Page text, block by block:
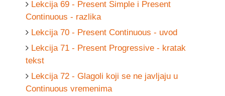
Lekcija 69 - Present Simple i Present
Continuous - razlika
Lekcija 70 - Present Continuous - uvod
Lekcija 71 - Present Progressive - kratak
tekst
Lekcija 72 - Glagoli koji se ne javljaju u
Continuous vremenima